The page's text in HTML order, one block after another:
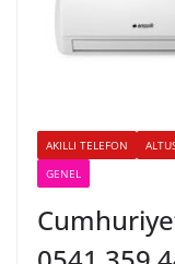
AKILLI TELEFON
GENEL